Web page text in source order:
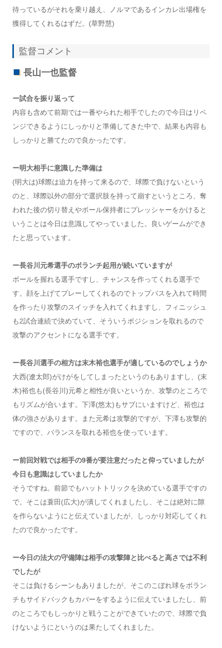
待っているがそれを乗り越え、ノルマであるインカレ出場権を
獲得してくれるはずだ。(草野慧)
監督コメント
長山一也監督
ー試合を振り返って
内容も含めて前期では一番やられた相手でしたので今日はリベ
ンジできるようにしっかりと準備してきた中で、結果も内容も
しっかりと勝てたので良かったです。
ー明大相手に意識した準備は
(明大は)球際は迫力を持って来るので、球際で負けないという
のと、球際以外の部分で選択肢を持って崩すというところ、奪
われた後の切り替えやボール保持者にプレッシャーをかけると
いうことは今日は意識してやっていました。良いゲームができ
たと思っています。
ー長谷川元希選手のボランチ起用が続いていますが
ボールを握れる選手ですし、チャンスを作ってくれる選手で
す。顔を上げてプレーしてくれるのでトップパスを入れて時間
を作ったり攻撃のスイッチを入れてくれますし、フィニッシュ
も2試合連続で決めていて、そういうポジションを取れるので
攻撃のアクセントになる選手です。
ー長谷川選手の相方は末木裕也選手が適しているのでしょうか
大西(遼太郎)がけがをしてしまったというのもありますし、(末
木)裕也も(長谷川)元希と相性が良いというか、攻撃のところで
もリズムが合います。下澤(悠太)もサブにいますけど、裕也は
体の強さがあります。また元希は攻撃的ですが、下澤も攻撃的
ですので、バランスを取れる裕也を使っています。
ー前回対戦では相手の9番が要注意だったと仰っていましたが
今日も意識はしていましたか
そうですね。前節でもハットトリックを決めている選手ですの
で。そこは蓑田(広大)が潰してくれましたし、そこは絶対に隙
を作らないようにと伝えていましたが、しっかり対応してくれ
たので良かったです。
ー今日の法大の守備陣は相手の攻撃陣と比べると高さでは不利
でしたが
そこは負けるシーンもありましたが、そこのこぼれ球をボラン
チもサイドバックもカバーをするように伝えていましたし、前
のところでもしっかりと戦うことができていたので、球際で負
けないようにというのは果たしてくれました。